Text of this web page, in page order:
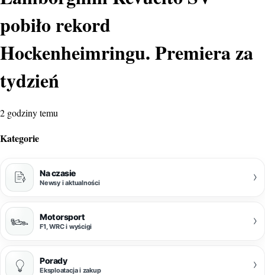
pobiło rekord
Hockenheimringu. Premiera za
tydzień
2 godziny temu
Kategorie
Na czasie
Newsy i aktualności ›
Motorsport
F1, WRC i wyścigi ›
Porady
Eksploatacja i zakup ›